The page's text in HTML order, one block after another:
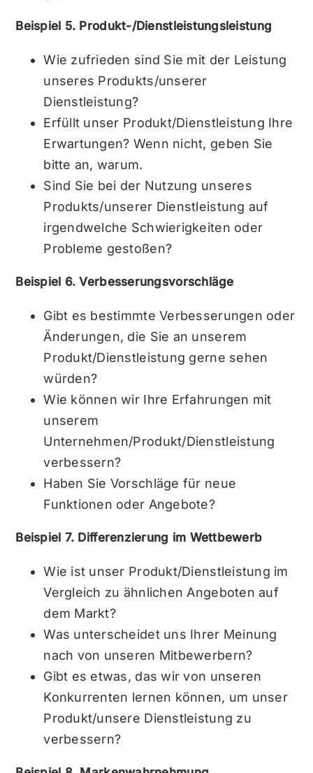
Beispiel 5. Produkt-/Dienstleistungsleistung
Wie zufrieden sind Sie mit der Leistung
unseres Produkts/unserer
Dienstleistung?
Erfüllt unser Produkt/Dienstleistung Ihre
Erwartungen? Wenn nicht, geben Sie
bitte an, warum.
Sind Sie bei der Nutzung unseres
Produkts/unserer Dienstleistung auf
irgendwelche Schwierigkeiten oder
Probleme gestoßen?
Beispiel 6. Verbesserungsvorschläge
Gibt es bestimmte Verbesserungen oder
Änderungen, die Sie an unserem
Produkt/Dienstleistung gerne sehen
würden?
Wie können wir Ihre Erfahrungen mit
unserem
Unternehmen/Produkt/Dienstleistung
verbessern?
Haben Sie Vorschläge für neue
Funktionen oder Angebote?
Beispiel 7. Differenzierung im Wettbewerb
Wie ist unser Produkt/Dienstleistung im
Vergleich zu ähnlichen Angeboten auf
dem Markt?
Was unterscheidet uns Ihrer Meinung
nach von unseren Mitbewerbern?
Gibt es etwas, das wir von unseren
Konkurrenten lernen können, um unser
Produkt/unsere Dienstleistung zu
verbessern?